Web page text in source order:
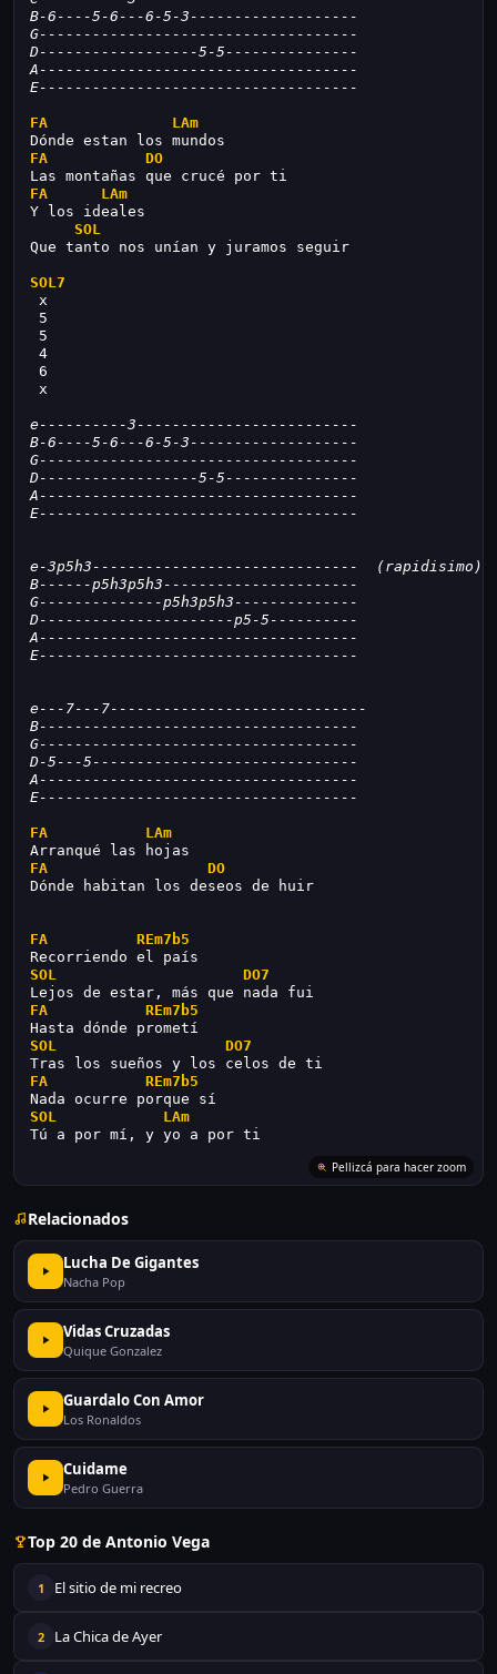
B-6----5-6---6-5-3-------------------
G------------------------------------
D------------------5-5---------------
A------------------------------------
E------------------------------------
FA
LAm
Dónde estan los mundos
FA
DO
Las montañas que crucé por ti
FA
LAm
Y los ideales
SOL
Que tanto nos unían y juramos seguir
SOL7
x
5
5
4
6
x
e----------3-------------------------
B-6----5-6---6-5-3-------------------
G------------------------------------
D------------------5-5---------------
A------------------------------------
E------------------------------------
e-3p5h3------------------------------  (rapidisimo)
B------p5h3p5h3----------------------
G--------------p5h3p5h3--------------
D----------------------p5-5----------
A------------------------------------
E------------------------------------
e---7---7-----------------------------
B------------------------------------
G------------------------------------
D-5---5------------------------------
A------------------------------------
E------------------------------------
FA
LAm
Arranqué las hojas
FA
DO
Dónde habitan los deseos de huir
FA
REm7b5
Recorriendo el país
SOL
DO7
Lejos de estar, más que nada fui
FA
REm7b5
Hasta dónde prometí
SOL
DO7
Tras los sueños y los celos de ti
FA
REm7b5
Nada ocurre porque sí
SOL
LAm
Tú a por mí, y yo a por ti
Relacionados
Lucha De Gigantes
Nacha Pop
Vidas Cruzadas
Quique Gonzalez
Guardalo Con Amor
Los Ronaldos
Cuidame
Pedro Guerra
Top 20 de Antonio Vega
1 El sitio de mi recreo
2 La Chica de Ayer